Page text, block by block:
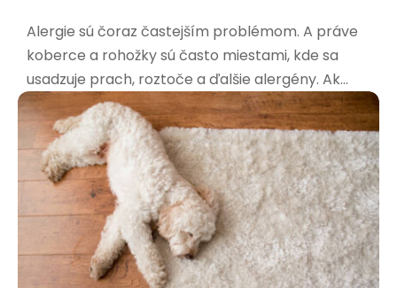
Alergie sú čoraz častejším problémom. A práve
koberce a rohožky sú často miestami, kde sa
usadzuje prach, roztoče a ďalšie alergény. Ak
trpíte alergiami, výber správnej rohožky je kľúčový
pre vaše zdravie a pohodu. Aké materiály sú
najvhodnejšie pre alergikov? Pri výbere rohožky
pre alergikov